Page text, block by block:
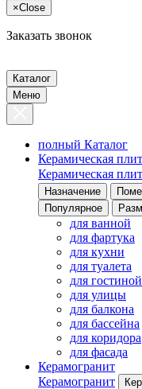
×Close
Заказать звонок
Каталог
Меню
полный Каталог
Керамическая
Керамическая
Назначение
Популярное
для ванной
для фартука
для кухни
для туалета
для гостиной
для улицы
для балкона
для бассейна
для коридора
для фасада
Керамогранит
Керамогранит